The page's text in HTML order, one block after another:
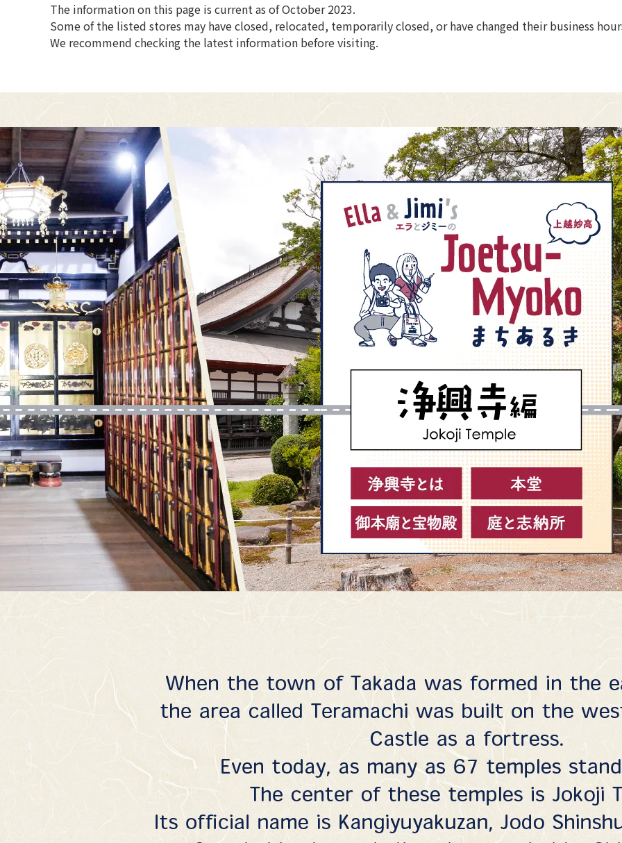
The information on this page is current as of October 2023.
Some of the listed stores may have closed, relocated, temporarily closed, or have changed their business
We recommend checking the latest information before visiting.